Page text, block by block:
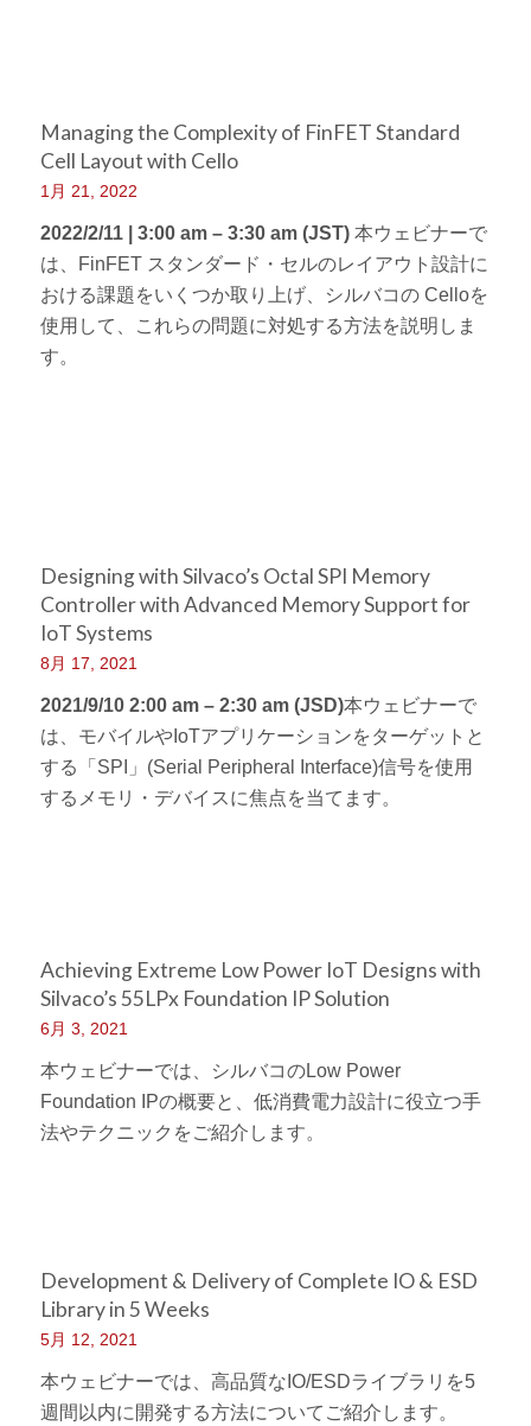
Managing the Complexity of FinFET Standard
Cell Layout with Cello
1月 21, 2022
2022/2/11 | 3:00 am – 3:30 am (JST)本ウェビナーで
は、FinFET スタンダード・セルのレイアウト設計に
おける課題をいくつか取り上げ、シルバコの Celloを
使用して、これらの問題に対処する方法を説明しま
す。
Designing with Silvaco’s Octal SPI Memory
Controller with Advanced Memory Support for
IoT Systems
8月 17, 2021
2021/9/10 2:00 am – 2:30 am (JSD)本ウェビナーで
は、モバイルやIoTアプリケーションをターゲットと
する「SPI」(Serial Peripheral Interface)信号を使用
するメモリ・デバイスに焦点を当てます。
Achieving Extreme Low Power IoT Designs with
Silvaco’s 55LPx Foundation IP Solution
6月 3, 2021
本ウェビナーでは、シルバコのLow Power
Foundation IPの概要と、低消費電力設計に役立つ手
法やテクニックをご紹介します。
Development & Delivery of Complete IO & ESD
Library in 5 Weeks
5月 12, 2021
本ウェビナーでは、高品質なIO/ESDライブラリを5
週間以内に開発する方法についてご紹介します。